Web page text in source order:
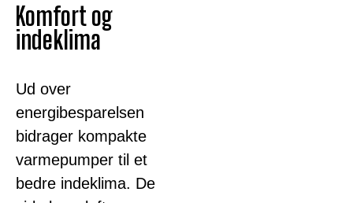
Komfort og
indeklima
Ud over
energibesparelsen
bidrager kompakte
varmepumper til et
bedre indeklima. De